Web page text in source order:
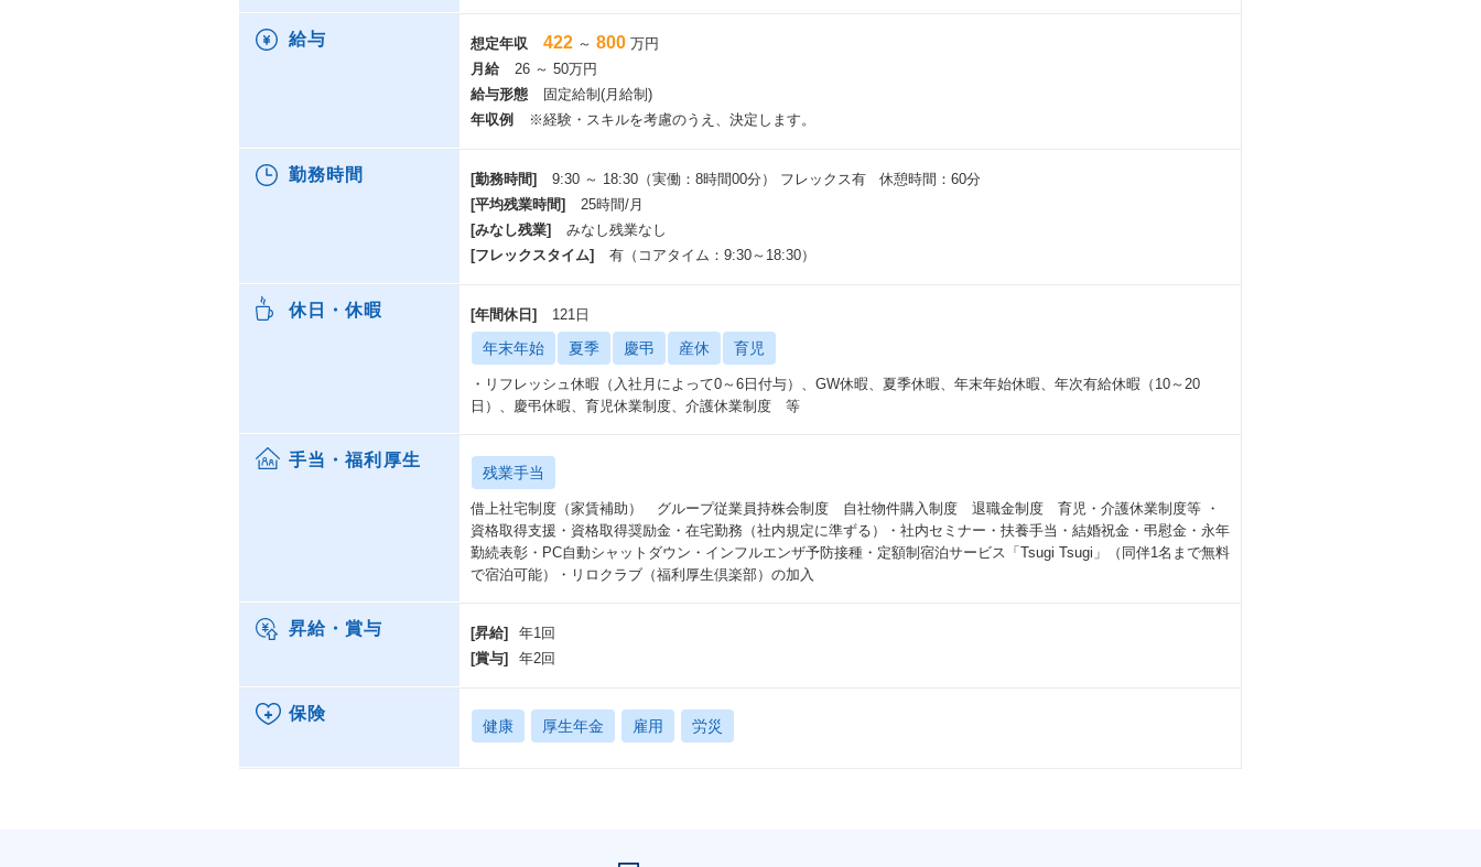
給与 想定年収 422 ～ 800 万円
月給
26 ～ 50万円
給与形態
固定給制(月給制)
年収例
※経験・スキルを考慮のうえ、決定します。
勤務時間 [勤務時間]
9:30 ～ 18:30（実働：8時間00分） フレックス有 休憩時間：60分
[平均残業時間]
25時間/月
[みなし残業]
みなし残業なし
[フレックスタイム]
有（コアタイム：9:30～18:30）
休日・休暇 [年間休日] 121日
年末年始 夏季 慶弔 産休 育児
・リフレッシュ休暇（入社月によって0～6日付与）、GW休暇、夏季休暇、年末年始休暇、年次有給休暇（10～20
日）、慶弔休暇、育児休業制度、介護休業制度 等
手当・福利厚生
残業手当
借上社宅制度（家賃補助） グループ従業員持株会制度 自社物件購入制度 退職金制度 育児・介護休業制度等 ・
資格取得支援・資格取得奨励金・在宅勤務（社内規定に準ずる）・社内セミナー・扶養手当・結婚祝金・弔慰金・永年
勤続表彰・PC自動シャットダウン・インフルエンザ予防接種・定額制宿泊サービス「Tsugi Tsugi」（同伴1名まで無料
で宿泊可能）・リロクラブ（福利厚生倶楽部）の加入
昇給・賞与 [昇給]
年1回
[賞与]
年2回
保険
健康 厚生年金 雇用 労災